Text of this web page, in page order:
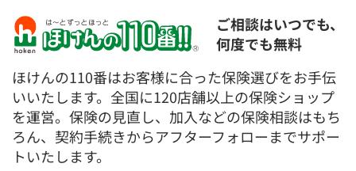
ご相談はいつでも、
何度でも無料
ほけんの110番はお客様に合った保険選びをお手伝
いいたします。全国に120店舗以上の保険ショップ
を運営。保険の見直し、加入などの保険相談はもち
ろん、契約手続きからアフターフォローまでサポー
トいたします。